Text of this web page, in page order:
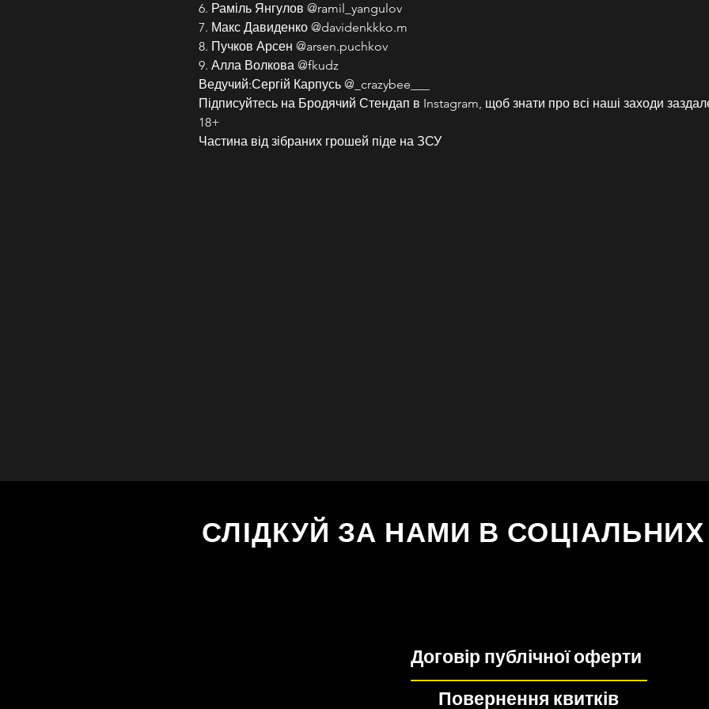
6. Раміль Янгулов @ramil_yangulov
7. Макс Давиденко @davidenkkko.m
8. Пучков Арсен @arsen.puchkov
9. Алла Волкова @fkudz
Ведучий:Сергій Карпусь @_crazybee___
Підписуйтесь на Бродячий Стендап в Instagram, щоб знати про всі наші заходи
18+
Частина від зібраних грошей піде на ЗСУ
СЛІДКУЙ ЗА НАМИ В
Договір публічної оферти
Повернення квитків